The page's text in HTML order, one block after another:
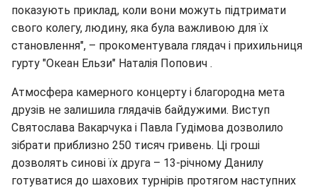
показують приклад, коли вони можуть підтримати
свого колегу, людину, яка була важливою для їх
становлення", – прокоментувала глядач і прихильниця
гурту "Океан Ельзи" Наталія Попович .
Атмосфера камерного концерту і благородна мета
друзів не залишила глядачів байдужими. Виступ
Святослава Вакарчука і Павла Гудімова дозволило
зібрати приблизно 250 тисяч гривень. Ці гроші
дозволять синові їх друга – 13-річному Данилу
готуватися до шахових турнірів протягом наступних